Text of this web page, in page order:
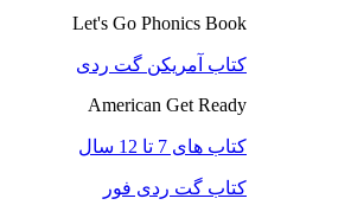
Let's Go Phonics Book
کتاب آمریکن گت ردی
American Get Ready
کتاب های 7 تا 12 سال
کتاب گت ردی فور